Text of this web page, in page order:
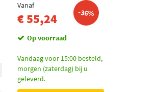
Vanaf
€ 55,24 -36%
Op voorraad
Vandaag voor 15:00 besteld,
morgen (zaterdag) bij u
geleverd.